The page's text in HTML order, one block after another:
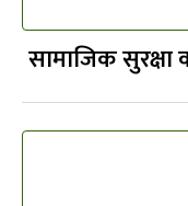
सामाजिक सुरक्षा